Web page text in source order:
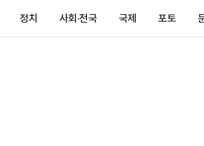
정치 사회·전국 국제 포토